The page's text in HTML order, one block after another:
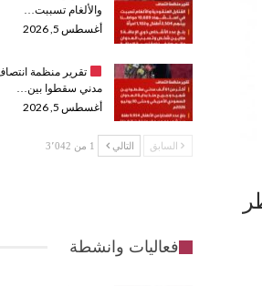
والألغام تسببت…
أغسطس 5, 2026
تقرير منظمة
مدني سقطوا بين…
أغسطس 5, 2026
السابق التالي 1 من 3٬042
فعاليات وانشطة